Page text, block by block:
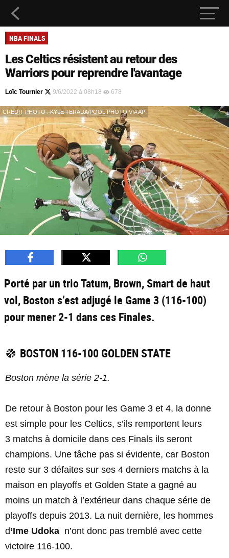
NBA FINALS
Les Celtics résistent au retour des
Warriors pour reprendre l'avantage
Loïc Tournier 9/6/2022 à 08h18 678
CRÉDIT PHOTO : KYLE TERADA/POOL PHOTO VIA AP
Porté par un trio Tatum, Brown, Smart de haut
vol, Boston s’est adjugé le Game 3 (116-100)
pour mener 2-1 dans ces Finales.
BOSTON 116-100 GOLDEN STATE
Boston mène la série 2-1.
De retour à Boston pour les Game 3 et 4, la donne
est simple pour les Celtics, s’ils remportent leurs
3 matchs à domicile dans ces Finals ils seront
champions. Une tâche pas si évidente, car Boston
reste sur 3 défaites sur ses 4 derniers matchs à la
maison en playoffs et Golden State a gagné au
moins un match à l’extérieur dans chaque série de
playoffs depuis 2013. La nuit dernière, les hommes
d’Ime Udoka n’ont donc pas tremblé avec cette
victoire 116-100.